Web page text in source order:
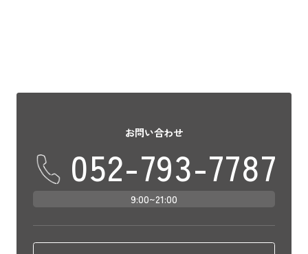
お問い合わせ
052-793-7787
9:00~21:00